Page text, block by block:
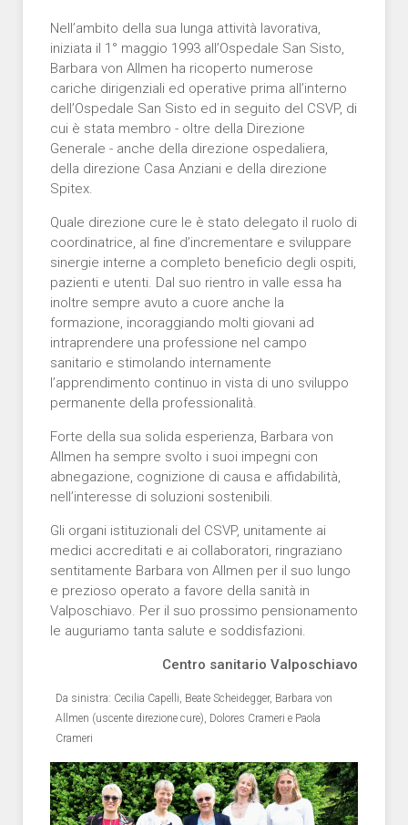
Nell’ambito della sua lunga attività lavorativa,
iniziata il 1° maggio 1993 all’Ospedale San Sisto,
Barbara von Allmen ha ricoperto numerose
cariche dirigenziali ed operative prima all’interno
dell’Ospedale San Sisto ed in seguito del CSVP, di
cui è stata membro - oltre della Direzione
Generale - anche della direzione ospedaliera,
della direzione Casa Anziani e della direzione
Spitex.
Quale direzione cure le è stato delegato il ruolo di
coordinatrice, al fine d’incrementare e sviluppare
sinergie interne a completo beneficio degli ospiti,
pazienti e utenti. Dal suo rientro in valle essa ha
inoltre sempre avuto a cuore anche la
formazione, incoraggiando molti giovani ad
intraprendere una professione nel campo
sanitario e stimolando internamente
l’apprendimento continuo in vista di uno sviluppo
permanente della professionalità.
Forte della sua solida esperienza, Barbara von
Allmen ha sempre svolto i suoi impegni con
abnegazione, cognizione di causa e affidabilità,
nell’interesse di soluzioni sostenibili.
Gli organi istituzionali del CSVP, unitamente ai
medici accreditati e ai collaboratori, ringraziano
sentitamente Barbara von Allmen per il suo lungo
e prezioso operato a favore della sanità in
Valposchiavo. Per il suo prossimo pensionamento
le auguriamo tanta salute e soddisfazioni.
Centro sanitario Valposchiavo
Da sinistra: Cecilia Capelli, Beate Scheidegger, Barbara von
Allmen (uscente direzione cure), Dolores Crameri e Paola
Crameri